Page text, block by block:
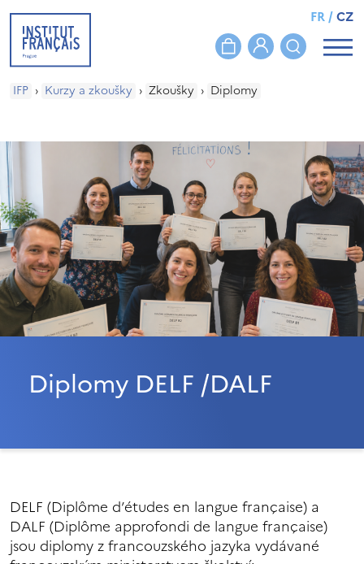
FR/CZ
IFP › Kurzy a zkoušky › Zkoušky › Diplomy
Diplomy DELF /DALF
DELF (Diplôme d’études en langue française) a
DALF (Diplôme approfondi de langue française)
jsou diplomy z francouzského jazyka vydávané